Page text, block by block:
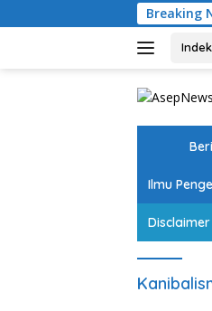
ke
Breaking
e
Ilmu
Disclaimer